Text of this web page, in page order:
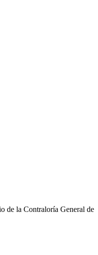
de la Contraloría General de